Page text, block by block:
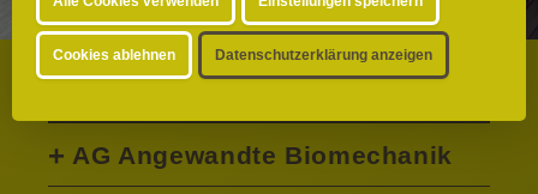
Arbeitsgruppen
AG Angewandte Biomechanik
Cookies ablehnen Datenschutzerklärung anzeigen